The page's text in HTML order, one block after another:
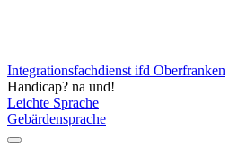
Integrationsfachdienst ifd Oberfranken
Handicap? na und!
Leichte Sprache
Gebärdensprache